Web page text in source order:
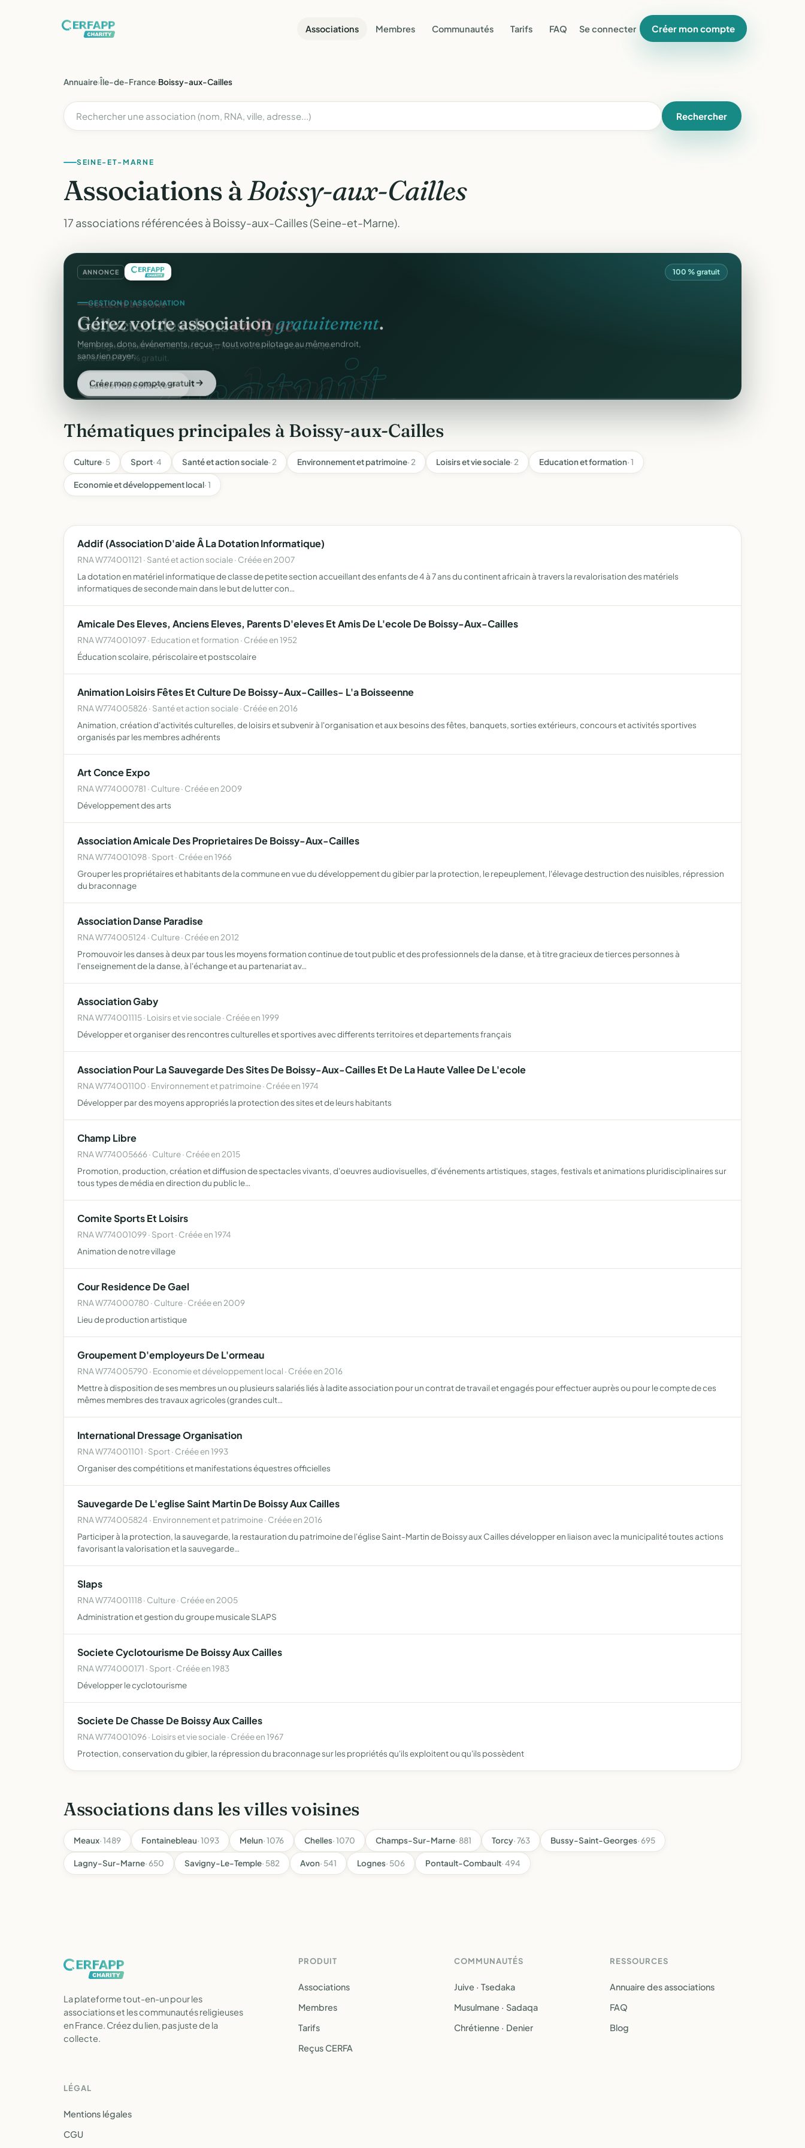
Associations Membres Communautés Tarifs FAQ Se connecter Créer mon compte
Annuaire›Île-de-France›Boissy-aux-Cailles
Rechercher
SEINE-ET-MARNE
Associations àBoissy-aux-Cailles
17 associations référencées à Boissy-aux-Cailles (Seine-et-Marne).
ANNONCE 100 % gratuit
dons.
COLLECTE DE DONS
Collectez des donsen ligne.
Campagnes, paiement sécurisé, reçu fiscal instantané pour chaque
donateur. 100 % gratuit.
Lancer ma collecte
Thématiques principales à Boissy-aux-Cailles
Culture· 5 Sport· 4 Santé et action sociale· 2 Environnement et patrimoine· 2 Loisirs et vie sociale· 2 Education et formation· 1
Economie et développement local· 1
Addif (Association D'aide Â La Dotation Informatique)
RNA W774001121 · Santé et action sociale · Créée en 2007
La dotation en matériel informatique de classe de petite section accueillant des enfants de 4 à 7 ans du continent africain à travers la revalorisation des matériels
informatiques de seconde main dans le but de lutter con…
Amicale Des Eleves, Anciens Eleves, Parents D'eleves Et Amis De L'ecole De Boissy-Aux-Cailles
RNA W774001097 · Education et formation · Créée en 1952
Éducation scolaire, périscolaire et postscolaire
Animation Loisirs Fêtes Et Culture De Boissy-Aux-Cailles- L'a Boisseenne
RNA W774005826 · Santé et action sociale · Créée en 2016
Animation, création d'activités culturelles, de loisirs et subvenir à l'organisation et aux besoins des fêtes, banquets, sorties extérieurs, concours et activités sportives
organisés par les membres adhérents
Art Conce Expo
RNA W774000781 · Culture · Créée en 2009
Développement des arts
Association Amicale Des Proprietaires De Boissy-Aux-Cailles
RNA W774001098 · Sport · Créée en 1966
Grouper les propriétaires et habitants de la commune en vue du développement du gibier par la protection, le repeuplement, l'élevage destruction des nuisibles, répression
du braconnage
Association Danse Paradise
RNA W774005124 · Culture · Créée en 2012
Promouvoir les danses à deux par tous les moyens formation continue de tout public et des professionnels de la danse, et à titre gracieux de tierces personnes à
l'enseignement de la danse, à l'échange et au partenariat av…
Association Gaby
RNA W774001115 · Loisirs et vie sociale · Créée en 1999
Développer et organiser des rencontres culturelles et sportives avec differents territoires et departements français
Association Pour La Sauvegarde Des Sites De Boissy-Aux-Cailles Et De La Haute Vallee De L'ecole
RNA W774001100 · Environnement et patrimoine · Créée en 1974
Développer par des moyens appropriés la protection des sites et de leurs habitants
Champ Libre
RNA W774005666 · Culture · Créée en 2015
Promotion, production, création et diffusion de spectacles vivants, d'oeuvres audiovisuelles, d'événements artistiques, stages, festivals et animations pluridisciplinaires sur
tous types de média en direction du public le…
Comite Sports Et Loisirs
RNA W774001099 · Sport · Créée en 1974
Animation de notre village
Cour Residence De Gael
RNA W774000780 · Culture · Créée en 2009
Lieu de production artistique
Groupement D'employeurs De L'ormeau
RNA W774005790 · Economie et développement local · Créée en 2016
Mettre à disposition de ses membres un ou plusieurs salariés liés à ladite association pour un contrat de travail et engagés pour effectuer auprès ou pour le compte de ces
mêmes membres des travaux agricoles (grandes cult…
International Dressage Organisation
RNA W774001101 · Sport · Créée en 1993
Organiser des compétitions et manifestations équestres officielles
Sauvegarde De L'eglise Saint Martin De Boissy Aux Cailles
RNA W774005824 · Environnement et patrimoine · Créée en 2016
Participer à la protection, la sauvegarde, la restauration du patrimoine de l'église Saint-Martin de Boissy aux Cailles développer en liaison avec la municipalité toutes actions
favorisant la valorisation et la sauvegarde…
Slaps
RNA W774001118 · Culture · Créée en 2005
Administration et gestion du groupe musicale SLAPS
Societe Cyclotourisme De Boissy Aux Cailles
RNA W774000171 · Sport · Créée en 1983
Développer le cyclotourisme
Societe De Chasse De Boissy Aux Cailles
RNA W774001096 · Loisirs et vie sociale · Créée en 1967
Protection, conservation du gibier, la répression du braconnage sur les propriétés qu'ils exploitent ou qu'ils possèdent
Associations dans les villes voisines
Meaux· 1489 Fontainebleau· 1093 Melun· 1076 Chelles· 1070 Champs-Sur-Marne· 881 Torcy· 763 Bussy-Saint-Georges· 695
Lagny-Sur-Marne· 650 Savigny-Le-Temple· 582 Avon· 541 Lognes· 506 Pontault-Combault· 494
La plateforme tout-en-un pour les
associations et les communautés religieuses
en France. Créez du lien, pas juste de la
collecte.
PRODUIT
Associations
Membres
Tarifs
Reçus CERFA
COMMUNAUTÉS
Juive · Tsedaka
Musulmane · Sadaqa
Chrétienne · Denier
RESSOURCES
Annuaire des associations
FAQ
Blog
LÉGAL
Mentions légales
CGU